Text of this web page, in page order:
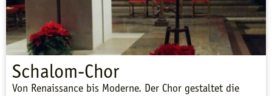
Schalom-Chor
Von Renaissance bis Moderne. Der Chor gestaltet die